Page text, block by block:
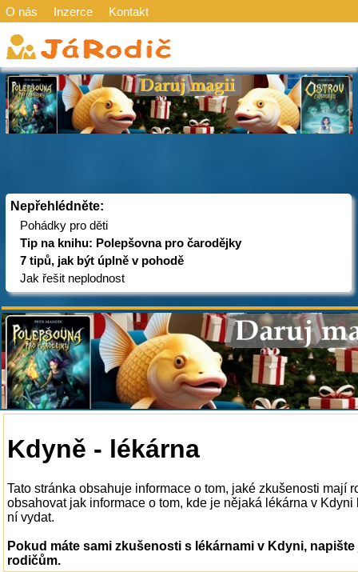
O nás Inzerce Kontakt
Nepřehlédněte:
Pohádky pro děti
Tip na knihu: Polepšovna pro čarodějky
7 tipů, jak být úplně v pohodě
Jak řešit neplodnost
Kdyně - lékárna
Tato stránka obsahuje informace o tom, jaké zkušenosti mají
obsahovat jak informace o tom, kde je nějaká lékárna v
ní vydat.
Pokud máte sami zkušenosti s lékárnami v Kdyni,
rodičům.